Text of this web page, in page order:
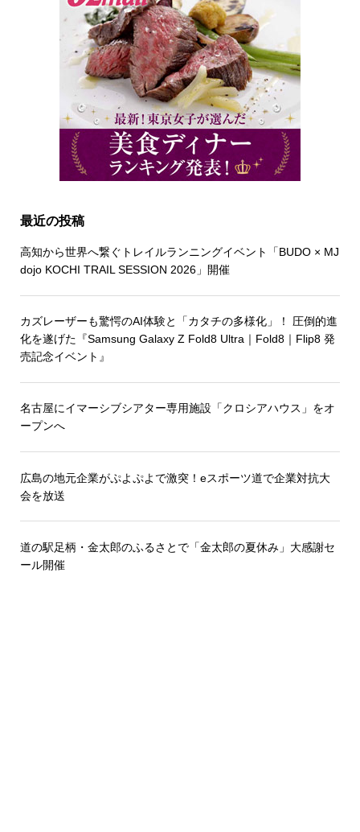
最近の投稿
高知から世界へ繋ぐトレイルランニングイベント「BUDO × MJ
dojo KOCHI TRAIL SESSION 2026」開催
カズレーザーも驚愕のAI体験と「カタチの多様化」！ 圧倒的進
化を遂げた『Samsung Galaxy Z Fold8 Ultra｜Fold8｜Flip8 発
売記念イベント』
名古屋にイマーシブシアター専用施設「クロシアハウス」をオ
ープンへ
広島の地元企業がぷよぷよで激突！eスポーツ道で企業対抗大
会を放送
道の駅足柄・金太郎のふるさとで「金太郎の夏休み」大感謝セ
ール開催